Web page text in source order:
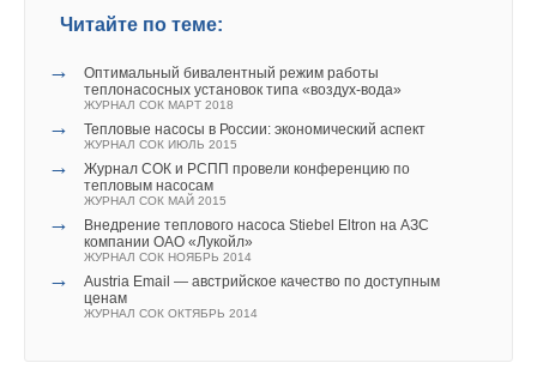
Читайте по теме:
→
Оптимальный бивалентный режим работы
теплонасосных установок типа «воздух-вода»
ЖУРНАЛ СОК МАРТ 2018
→ Тепловые насосы в России: экономический аспект
ЖУРНАЛ СОК ИЮЛЬ 2015
→
Журнал СОК и РСПП провели конференцию по
тепловым насосам
ЖУРНАЛ СОК МАЙ 2015
→
Внедрение теплового насоса Stiebel Eltron на АЗС
компании ОАО «Лукойл»
ЖУРНАЛ СОК НОЯБРЬ 2014
→
Austria Email — австрийское качество по доступным
ценам
ЖУРНАЛ СОК ОКТЯБРЬ 2014